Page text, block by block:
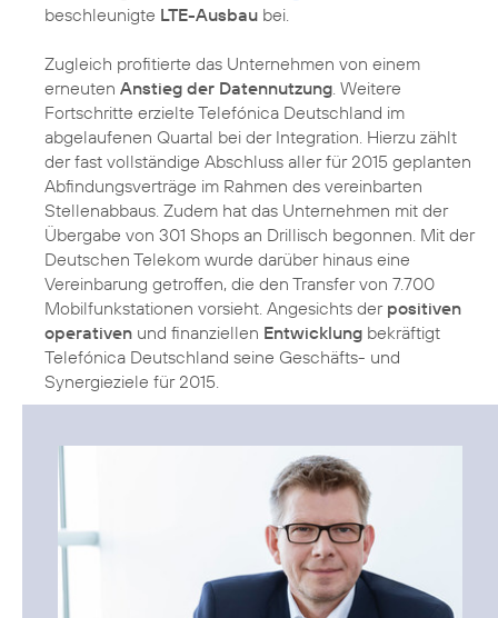
beschleunigte LTE-Ausbau bei.
Zugleich profitierte das Unternehmen von einem
erneuten Anstieg der Datennutzung. Weitere
Fortschritte erzielte Telefónica Deutschland im
abgelaufenen Quartal bei der Integration. Hierzu zählt
der fast vollständige Abschluss aller für 2015 geplanten
Abfindungsverträge im Rahmen des vereinbarten
Stellenabbaus. Zudem hat das Unternehmen mit der
Übergabe von 301 Shops an Drillisch begonnen. Mit der
Deutschen Telekom wurde darüber hinaus eine
Vereinbarung getroffen, die den Transfer von 7.700
Mobilfunkstationen vorsieht. Angesichts der positiven
operativen und finanziellen Entwicklung bekräftigt
Telefónica Deutschland seine Geschäfts- und
Synergieziele für 2015.